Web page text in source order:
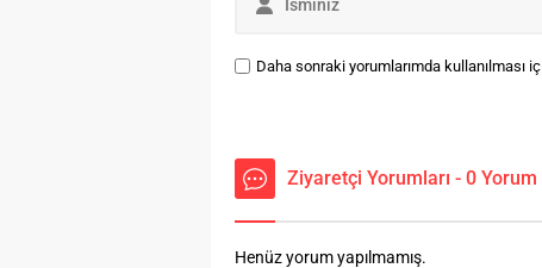
Daha sonraki yorumlarımda kullanılması
Ziyaretçi Yorumları - 0 Yorum
Henüz yorum yapılmamış.